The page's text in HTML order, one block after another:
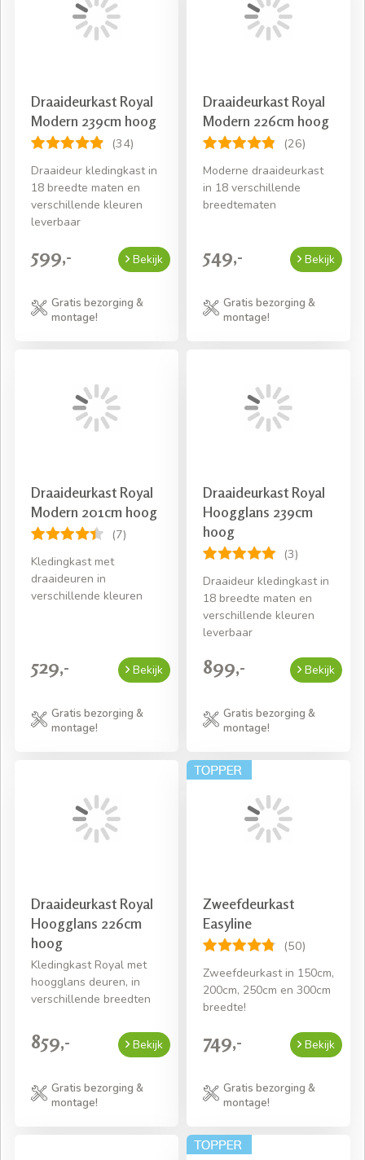
Draaideurkast Royal
Modern 239cm hoog
(34)
Draaideur kledingkast in
18 breedte maten en
verschillende kleuren
leverbaar
599,- Bekijk
Gratis bezorging &
montage!
Draaideurkast Royal
Modern 226cm hoog
(26)
Moderne draaideurkast
in 18 verschillende
breedtematen
549,- Bekijk
Gratis bezorging &
montage!
Draaideurkast Royal
Modern 201cm hoog
(7)
Kledingkast met
draaideuren in
verschillende kleuren
529,- Bekijk
Gratis bezorging &
montage!
Draaideurkast Royal
Hoogglans 239cm
hoog
(3)
Draaideur kledingkast in
18 breedte maten en
verschillende kleuren
leverbaar
899,- Bekijk
Gratis bezorging &
montage!
Draaideurkast Royal
Hoogglans 226cm
hoog
Kledingkast Royal met
hoogglans deuren, in
verschillende breedten
859,- Bekijk
Gratis bezorging &
montage!
Zweefdeurkast
Easyline
(50)
Zweefdeurkast in 150cm,
200cm, 250cm en 300cm
breedte!
749,- Bekijk
Gratis bezorging &
montage!